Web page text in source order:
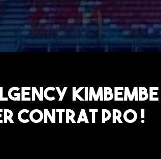
Kimbembe
contrat pro !